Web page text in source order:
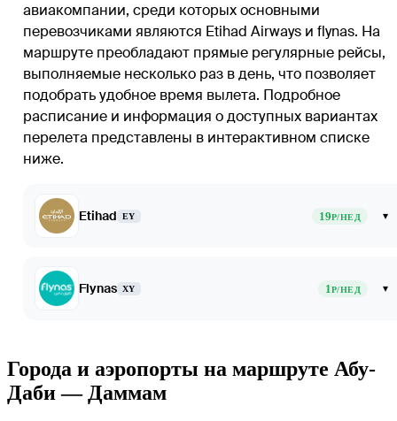
авиакомпании, среди которых основными
перевозчиками являются Etihad Airways и flynas. На
маршруте преобладают прямые регулярные рейсы,
выполняемые несколько раз в день, что позволяет
подобрать удобное время вылета. Подробное
расписание и информация о доступных вариантах
перелета представлены в интерактивном списке
ниже.
Etihad EY 19Р/НЕД ▾
Flynas XY 1Р/НЕД ▾
Города и аэропорты на маршруте Абу-
Даби — Даммам